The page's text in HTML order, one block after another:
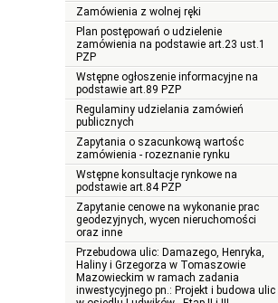
Zamówienia z wolnej ręki
Plan postępowań o udzielenie
zamówienia na podstawie art.23 ust.1
PZP
Wstępne ogłoszenie informacyjne na
podstawie art.89 PZP
Regulaminy udzielania zamówień
publicznych
Zapytania o szacunkową wartośc
zamówienia - rozeznanie rynku
Wstępne konsultacje rynkowe na
podstawie art.84 PZP
Zapytanie cenowe na wykonanie prac
geodezyjnych, wycen nieruchomości
oraz inne
Przebudowa ulic: Damazego, Henryka,
Haliny i Grzegorza w Tomaszowie
Mazowieckim w ramach zadania
inwestycyjnego pn.: Projekt i budowa ulic